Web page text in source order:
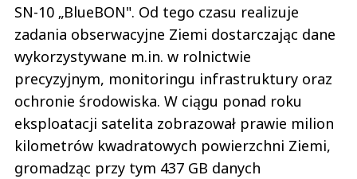
SN-10 „BlueBON". Od tego czasu realizuje
zadania obserwacyjne Ziemi dostarczając dane
wykorzystywane m.in. w rolnictwie
precyzyjnym, monitoringu infrastruktury oraz
ochronie środowiska. W ciągu ponad roku
eksploatacji satelita zobrazował prawie milion
kilometrów kwadratowych powierzchni Ziemi,
gromadząc przy tym 437 GB danych